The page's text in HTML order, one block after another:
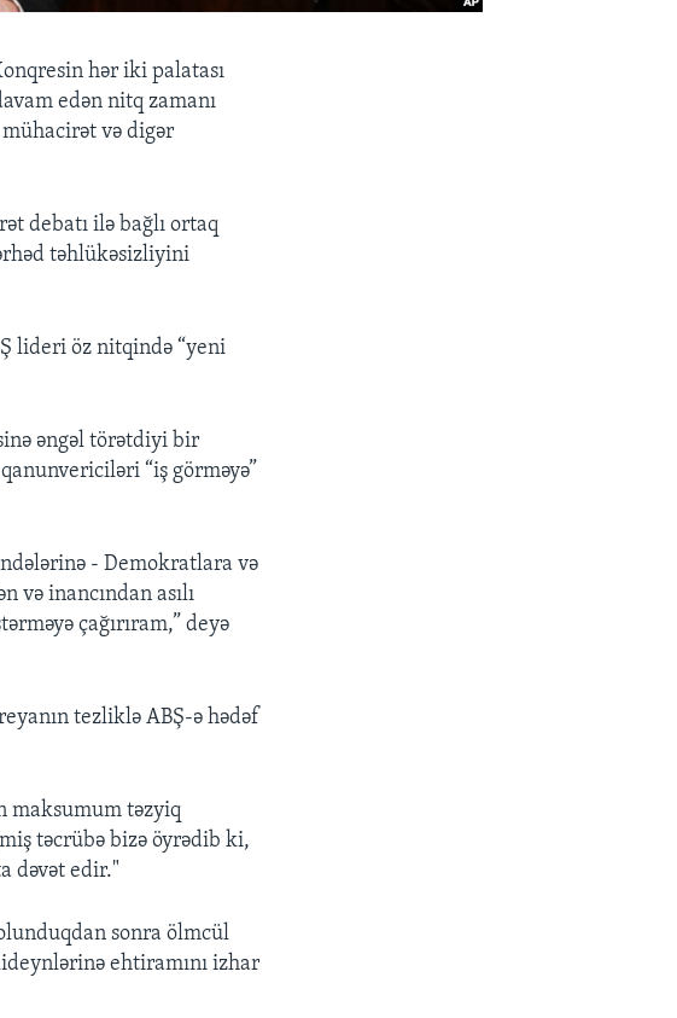
hər iki palatası
edən nitq zamanı
və digər
debatı ilə bağlı ortaq
təhlükəsizliyini
lideri öz nitqində “yeni
əngəl törətdiyi bir
“iş görməyə”
- Demokratlara və
və inancından asılı
çağırıram,” deyə
tezliklə ABŞ-ə hədəf
maksumum təzyiq
təcrübə bizə öyrədib ki,
dəvət edir."
sonra ölmcül
ehtiramını izhar